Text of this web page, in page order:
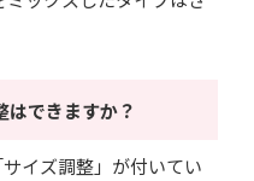
はできますか？
イズ調整」が付いてい